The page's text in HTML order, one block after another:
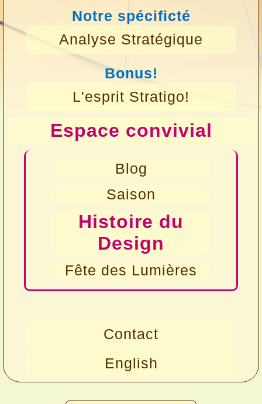
Notre spécificté
Analyse Stratégique
Bonus!
L'esprit Stratigo!
Espace convivial
Blog
Saison
Histoire du
Design
Fête des Lumières
Contact
English